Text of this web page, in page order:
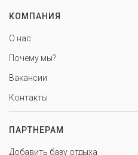
КОМПАНИЯ
О нас
Почему мы?
Вакансии
Контакты
ПАРТНЕРАМ
Добавить базу отдыха